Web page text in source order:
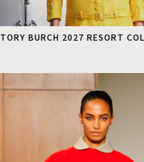
TORY BURCH 2027 RESORT